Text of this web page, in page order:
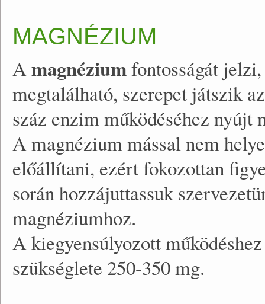
MAGNÉZIUM
Amagnéziumfontosságát
megtalálható, szerepet játszik
száz enzim működéséhez nyújt
A magnézium mással nem
előállítani, ezért fokozottan
során hozzájuttassuk
magnéziumhoz.
A kiegyensúlyozott
szükséglete 250-350 mg.